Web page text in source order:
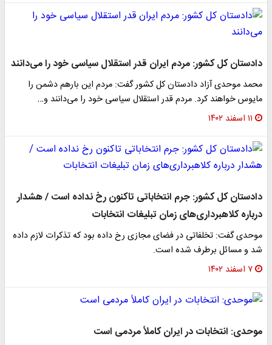
دادستان کل کشور: مردم ایران قدر استقلال سیاسی خود را می‌دانند
محمد موحدی آزاد دادستان کل کشور گفت: مردم این بارهم دشمن را
مایوس خواهند کرد. مردم قدر استقلال سیاسی خود را می‌دانند و…
۱۱ اسفند ۱۴۰۲
دادستان کل کشور: جرم انتخاباتی تاکنون رخ نداده است / هشدار
درباره کلاهبرداری‌های زمان تبلیغات انتخابات
موحدی گفت: تخلفاتی در فضای مجازی رخ داده بود که تذکرات لازم داده
شد و مسائل برطرف شده است.
۷ اسفند ۱۴۰۲
موحدی: انتخابات در ایران کاملاً مردمی است